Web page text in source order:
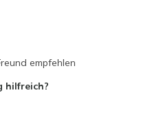
empfehlen
hilfreich?